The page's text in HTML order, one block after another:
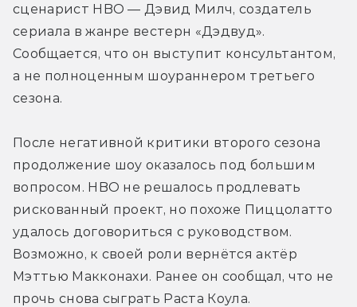
сценарист HBO — Дэвид Милч, создатель
сериала в жанре вестерн «Дэдвуд».
Сообщается, что он выступит консультантом,
а не полноценным шоураннером третьего
сезона.
После негативной критики второго сезона
продолжение шоу оказалось под большим
вопросом. HBO не решалось продлевать
рискованный проект, но похоже Пиццолатто
удалось договориться с руководством.
Возможно, к своей роли вернётся актёр
Мэттью Макконахи. Ранее он сообщал, что не
прочь снова сыграть Раста Коула.